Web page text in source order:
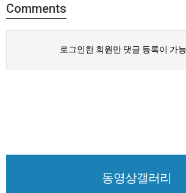
Comments
로그인한 회원만 댓글 등록이 가
동영상갤러리